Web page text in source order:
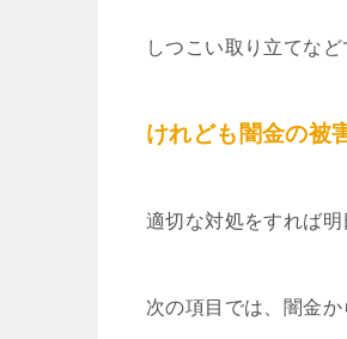
しつこい取り立てな
けれども闇金の被
適切な対処をすれば明
次の項目では、闇金